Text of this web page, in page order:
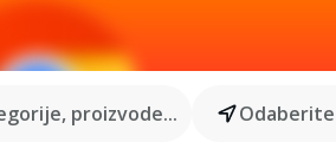
proizvode...